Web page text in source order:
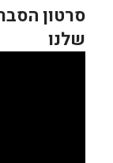
סרטון
שלנו